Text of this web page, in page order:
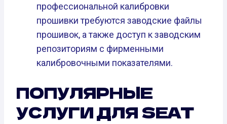
профессиональной калибровки
прошивки требуются заводские файлы
прошивок, а также доступ к заводским
репозиториям с фирменными
калибровочными показателями.
ПОПУЛЯРНЫЕ
УСЛУГИ ДЛЯ SEAT